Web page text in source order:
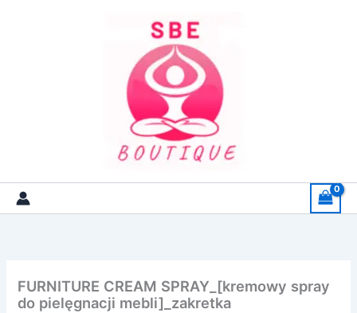
FURNITURE CREAM SPRAY_[kremowy spray
do pielęgnacji mebli]_zakretka